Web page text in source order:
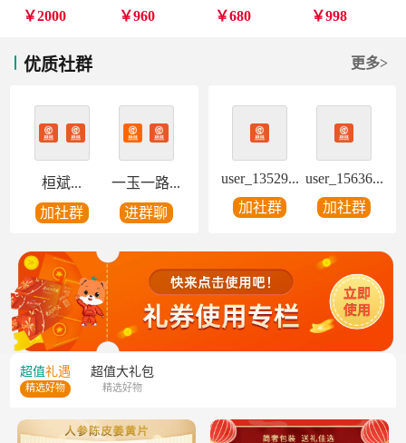
￥2000
￥960
￥680
￥998
优质社群 更多>
桓斌...
加社群
一玉一路...
进群聊
user_13529...
加社群
user_15636...
加社群
超值礼遇
精选好物
超值大礼包
精选好物